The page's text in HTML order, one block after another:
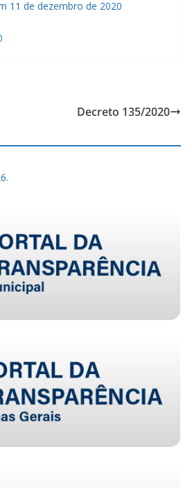
11 de dezembro de 2020
Decreto 135/2020